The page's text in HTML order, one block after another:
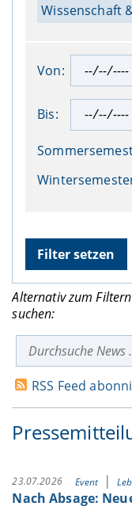
Wissenschaft
Von:
Bis:
Alternativ zum
suchen:
RSS Feed
23.07.2026 Event
Nach Absage: